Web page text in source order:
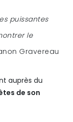
puissantes
le
Gravereau
auprès du
de son